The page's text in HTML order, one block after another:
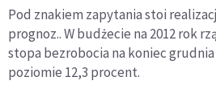
Pod znakiem zapytania stoi
prognoz.. W budżecie na 2012 rok
stopa bezrobocia na koniec grudnia
poziomie 12,3 procent.